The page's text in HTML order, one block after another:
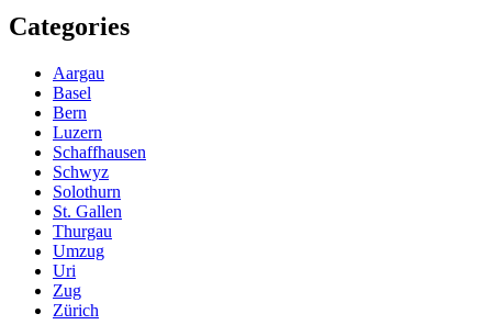
Categories
Aargau
Basel
Bern
Luzern
Schaffhausen
Schwyz
Solothurn
St. Gallen
Thurgau
Umzug
Uri
Zug
Zürich